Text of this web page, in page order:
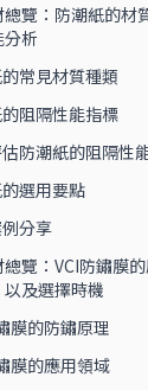
總覽：防潮紙的材
析
常見材質種類
阻隔性能指標
防潮紙的阻隔性
選用要點
分享
覽：VCI防鏽膜
及選擇時機
膜的防鏽原理
膜的應用領域